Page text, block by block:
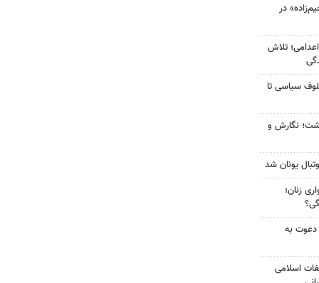
در
تلاش
سیاسی تا
نگارش و
یونان شد
زنان؛
دعوت به
اسلامی